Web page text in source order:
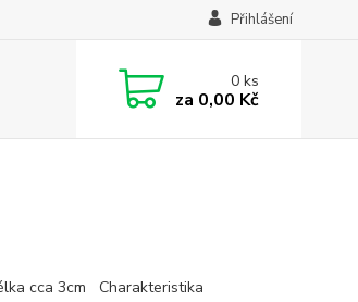
Přihlášení
0ks
za 0,00 Kč
cca 3cm Charakteristika